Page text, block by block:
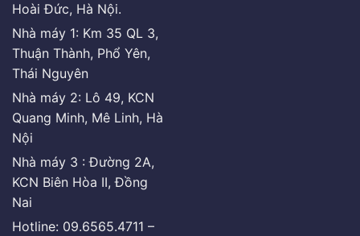
Hoài Đức, Hà Nội.
Nhà máy 1: Km 35 QL 3,
Thuận Thành, Phổ Yên,
Thái Nguyên
Nhà máy 2: Lô 49, KCN
Quang Minh, Mê Linh, Hà
Nội
Nhà máy 3 : Đường 2A,
KCN Biên Hòa II, Đồng
Nai
Hotline: 09.6565.4711 –